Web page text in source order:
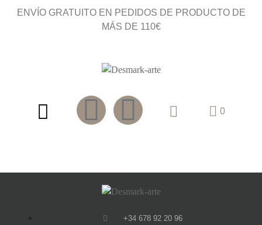
ENVÍO GRATUITO EN PEDIDOS DE PRODUCTO DE
MÁS DE 110€
0
+34 678 92 20 96